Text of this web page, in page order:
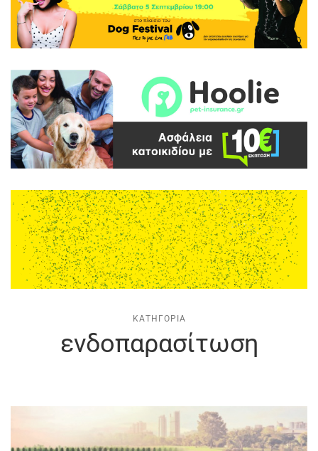
ΚΑΤΗΓΟΡΊΑ
ενδοπαρασίτωση